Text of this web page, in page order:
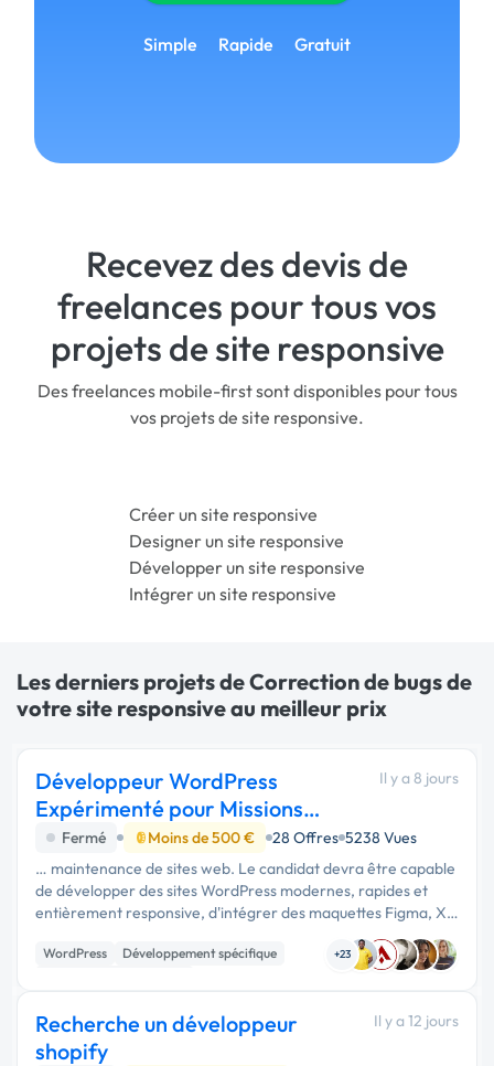
Simple Rapide Gratuit
Recevez des devis de
freelances pour tous vos
projets de site responsive
Des freelances mobile-first sont disponibles pour tous
vos projets de site responsive.
Créer un site responsive
Designer un site responsive
Développer un site responsive
Intégrer un site responsive
Les derniers projets de Correction de bugs de
votre site responsive au meilleur prix
Développeur WordPress
Expérimenté pour Missions
Long Terme
Il y a 8 jours
Fermé Moins de 500 € 28 Offres 5238 Vues
… maintenance de sites web. Le candidat devra être capable
de développer des sites WordPress modernes, rapides et
entièrement responsive, d'intégrer des maquettes Figma, XD
ou PSD, de personnaliser des thèmes et des plugins, de
développer …
WordPress
Développement spécifique
+23
Recherche un développeur
shopify
Il y a 12 jours